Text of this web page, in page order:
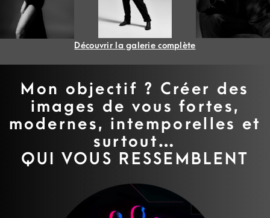
Découvrir la galerie complète
Mon objectif ? Créer des
images de vous fortes,
modernes, intemporelles et
surtout…
QUI VOUS RESSEMBLENT